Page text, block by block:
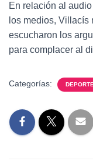
En relación al
los medios,
escucharon los
para complacer al
Categorías: